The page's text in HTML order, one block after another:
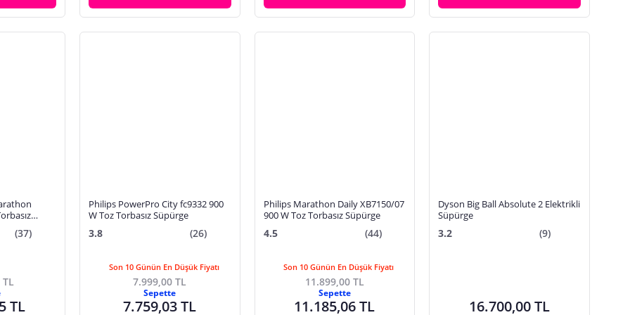
(37)
TL
Philips PowerPro City fc9332 900
W Toz Torbasız Süpürge
3.8 (26)
Son 10 Günün En Düşük Fiyatı
7.999,00 TL
Sepette
7.759,03 TL
Philips Marathon Daily XB7150/07
900 W Toz Torbasız Süpürge
4.5 (44)
Son 10 Günün En Düşük Fiyatı
11.899,00 TL
Sepette
11.185,06 TL
Dyson Big Ball Absolute 2 Elektrikli
Süpürge
3.2 (9)
16.700,00 TL